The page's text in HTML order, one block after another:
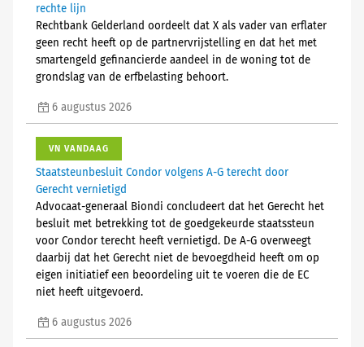
rechte lijn
Rechtbank Gelderland oordeelt dat X als vader van erflater
geen recht heeft op de partnervrijstelling en dat het met
smartengeld gefinancierde aandeel in de woning tot de
grondslag van de erfbelasting behoort.
6 augustus 2026
VN VANDAAG
Staatsteunbesluit Condor volgens A-G terecht door
Gerecht vernietigd
Advocaat-generaal Biondi concludeert dat het Gerecht het
besluit met betrekking tot de goedgekeurde staatssteun
voor Condor terecht heeft vernietigd. De A-G overweegt
daarbij dat het Gerecht niet de bevoegdheid heeft om op
eigen initiatief een beoordeling uit te voeren die de EC
niet heeft uitgevoerd.
6 augustus 2026